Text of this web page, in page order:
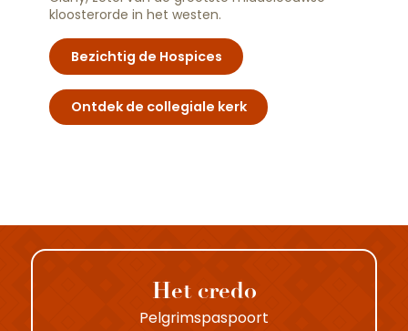
kloosterorde in het westen.
Bezichtig de Hospices
Ontdek de collegiale kerk
Het credo
Pelgrimspaspoort